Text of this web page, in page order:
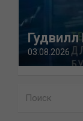
03.08.2026